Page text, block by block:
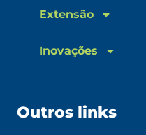
Extensão
Inovações
Outros links